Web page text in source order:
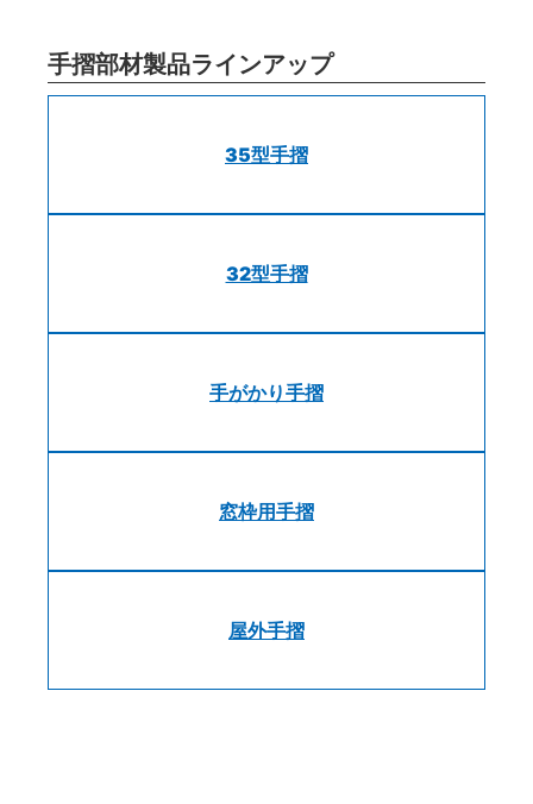
手摺部材製品ラインアップ
35型手摺
32型手摺
手がかり手摺
窓枠用手摺
屋外手摺